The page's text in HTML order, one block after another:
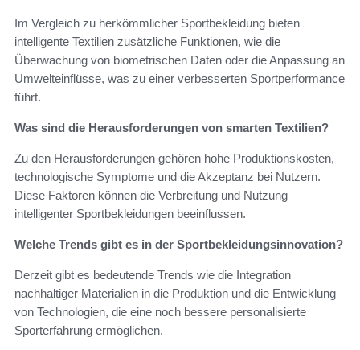
Im Vergleich zu herkömmlicher Sportbekleidung bieten
intelligente Textilien zusätzliche Funktionen, wie die
Überwachung von biometrischen Daten oder die Anpassung an
Umwelteinflüsse, was zu einer verbesserten Sportperformance
führt.
Was sind die Herausforderungen von smarten Textilien?
Zu den Herausforderungen gehören hohe Produktionskosten,
technologische Symptome und die Akzeptanz bei Nutzern.
Diese Faktoren können die Verbreitung und Nutzung
intelligenter Sportbekleidungen beeinflussen.
Welche Trends gibt es in der Sportbekleidungsinnovation?
Derzeit gibt es bedeutende Trends wie die Integration
nachhaltiger Materialien in die Produktion und die Entwicklung
von Technologien, die eine noch bessere personalisierte
Sporterfahrung ermöglichen.